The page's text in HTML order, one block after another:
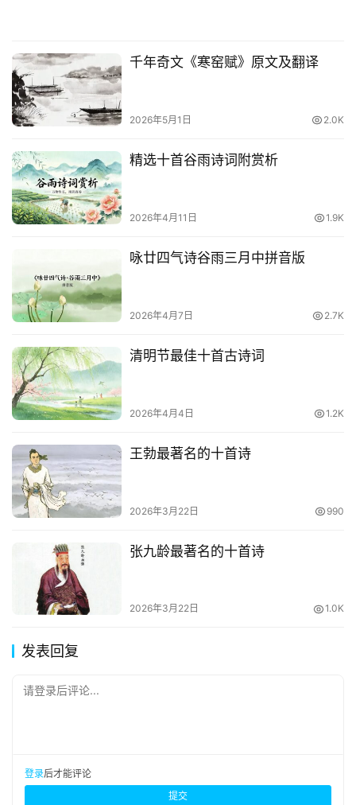
千年奇文《寒窑赋》原文及翻译
2026年5月1日 2.0K
精选十首谷雨诗词附赏析
2026年4月11日 1.9K
咏廿四气诗谷雨三月中拼音版
2026年4月7日 2.7K
清明节最佳十首古诗词
2026年4月4日 1.2K
王勃最著名的十首诗
2026年3月22日 990
张九龄最著名的十首诗
2026年3月22日 1.0K
发表回复
请登录后评论...
登录后才能评论
提交